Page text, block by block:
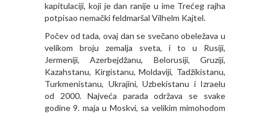
kapitulaciji, koji je dan ranije u ime Trećeg rajha
potpisao nemački feldmaršal Vilhelm Kajtel.
Počev od tada, ovaj dan se svečano obeležava u
velikom broju zemalja sveta, i to u Rusiji,
Jermeniji, Azerbejdžanu, Belorusiji, Gruziji,
Kazahstanu, Kirgistanu, Moldaviji, Tadžikistanu,
Turkmenistanu, Ukrajini, Uzbekistanu i Izraelu
od 2000. Najveća parada održava se svake
godine 9. maja u Moskvi, sa velikim mimohodom